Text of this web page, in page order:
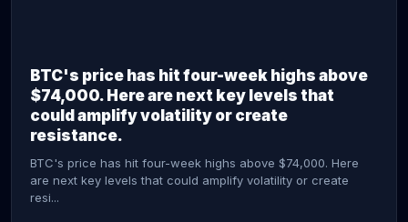
BTC's price has hit four-week highs above
$74,000. Here are next key levels that
could amplify volatility or create
resistance.
BTC's price has hit four-week highs above $74,000. Here
are next key levels that could amplify volatility or create
resi...